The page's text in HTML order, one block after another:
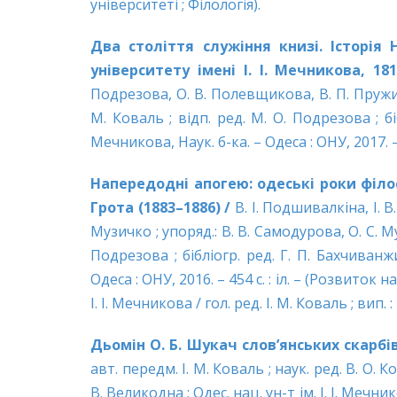
університеті ; Філологія).
Два століття служіння книзі. Історія
університету імені І. І. Мечникова,
Подрезова, О. В. Полевщикова, В. П.
М. Коваль ; відп. ред. М. О. Подрезова ;
Мечникова, Наук. б-ка. – Одеса : ОНУ, 2017.
Напередодні апогею: одеські роки
Грота (1883–1886) / В. І. Подшивалкіна, І.
Музичко ; упоряд.: В. В. Самодурова, О. С.
Подрезова ; бібліогр. ред. Г. П.
Одеса : ОНУ, 2016. – 454 с. : іл. – (Розвиток
І. І. Мечникова / гол. ред. І. М. Коваль ; вип. :
Дьомін О. Б. Шукач слов’янських
авт. передм. І. М. Коваль ; наук. ред. В. О.
В. Великодна ; Одес. нац. ун-т ім. І. І.